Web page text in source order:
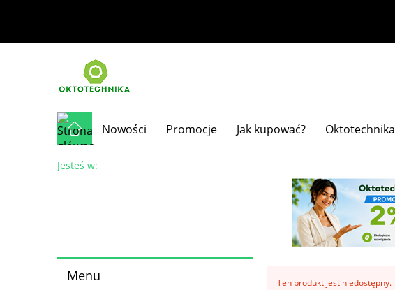
Nowości Promocje Jak kupować? Oktotechnika
Jesteś w:
Menu Ten produkt jest niedostępny.